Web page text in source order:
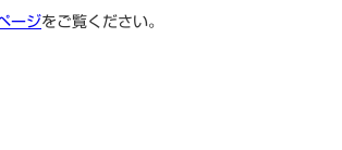
ージをご覧ください。